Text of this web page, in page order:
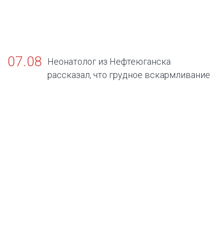
07.08
Неонатолог из Нефтеюганска
рассказал, что грудное вскармливание